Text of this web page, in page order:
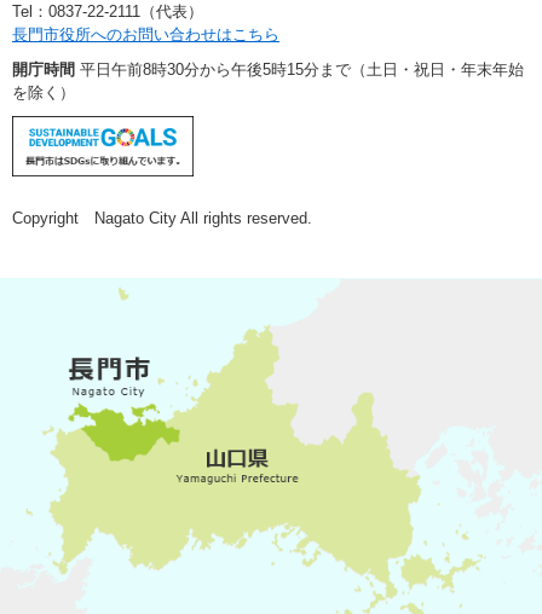
Tel：0837-22-2111（代表）
長門市役所へのお問い合わせはこちら
開庁時間 平日午前8時30分から午後5時15分まで（土日・祝日・年末年始
を除く）
Copyright Nagato City All rights reserved.